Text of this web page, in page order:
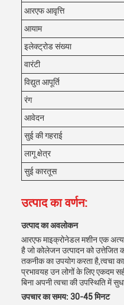
आरएफ आवृत्ति
आयाम
इलेक्ट्रोड संख्या
वारंटी
विद्युत आपूर्ति
रंग
आवेदन
सुई की गहराई
लागू क्षेत्र
सुई कारतूस
उत्पाद का वर्णन:
उत्पाद का अवलोकन
आरएफ माइक्रोनेडल मशीन एक
है जो कोलेजन उत्पादन को
तकनीक का उपयोग करता है,त्वचा
प्रभावयह उन लोगों के लिए एकदम
बिना अपनी त्वचा की उपस्थिति में
उपचार का समय: 30-45 मिनट